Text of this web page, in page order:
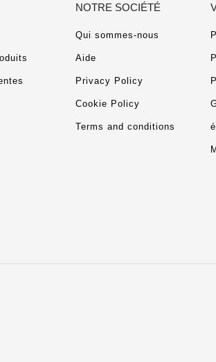
NOTRE SOCIÉTÉ
Qui sommes-nous
Aide
Privacy Policy
Cookie Policy
Terms and conditions